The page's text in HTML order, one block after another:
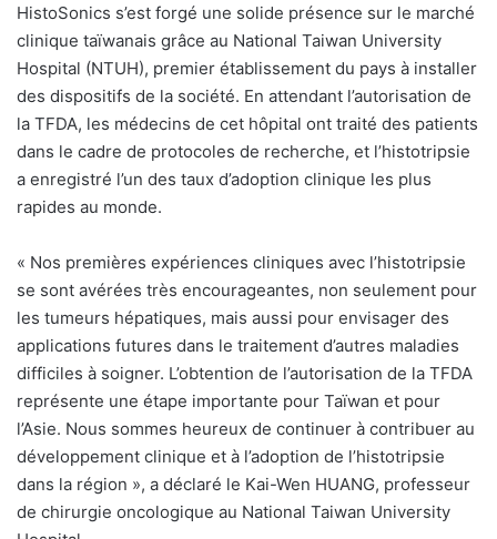
HistoSonics s’est forgé une solide présence sur le marché
clinique taïwanais grâce au National Taiwan University
Hospital (NTUH), premier établissement du pays à installer
des dispositifs de la société. En attendant l’autorisation de
la TFDA, les médecins de cet hôpital ont traité des patients
dans le cadre de protocoles de recherche, et l’histotripsie
a enregistré l’un des taux d’adoption clinique les plus
rapides au monde.
« Nos premières expériences cliniques avec l’histotripsie
se sont avérées très encourageantes, non seulement pour
les tumeurs hépatiques, mais aussi pour envisager des
applications futures dans le traitement d’autres maladies
difficiles à soigner. L’obtention de l’autorisation de la TFDA
représente une étape importante pour Taïwan et pour
l’Asie. Nous sommes heureux de continuer à contribuer au
développement clinique et à l’adoption de l’histotripsie
dans la région », a déclaré le Kai-Wen HUANG, professeur
de chirurgie oncologique au National Taiwan University